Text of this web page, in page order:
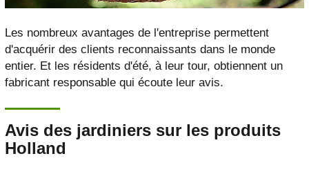
Les nombreux avantages de l'entreprise permettent
d'acquérir des clients reconnaissants dans le monde
entier. Et les résidents d'été, à leur tour, obtiennent un
fabricant responsable qui écoute leur avis.
Avis des jardiniers sur les produits
Holland